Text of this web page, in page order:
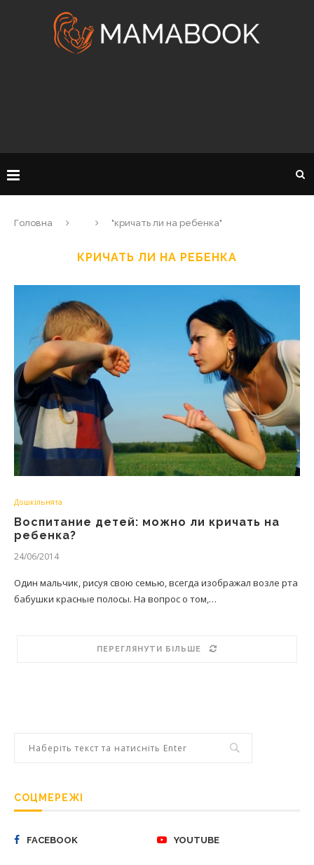
Головна "кричать ли на ребенка"
КРИЧАТЬ ЛИ НА РЕБЕНКА
Дошкільнята
Воспитание детей: можно ли кричать на
ребенка?
24/06/2014
Один мальчик, рисуя свою семью, всегда изображал возле рта
бабушки красные полосы. На вопрос о том,…
ПЕРЕГЛЯНУТИ БІЛЬШЕ
СОЦМЕРЕЖІ
FACEBOOK YOUTUBE